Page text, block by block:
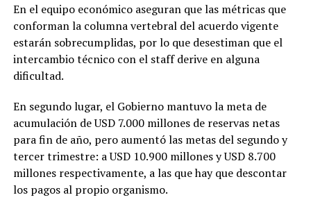
En el equipo económico aseguran que las métricas que
conforman la columna vertebral del acuerdo vigente
estarán sobrecumplidas, por lo que desestiman que el
intercambio técnico con el staff derive en alguna
dificultad.
En segundo lugar, el Gobierno mantuvo la meta de
acumulación de USD 7.000 millones de reservas netas
para fin de año, pero aumentó las metas del segundo y
tercer trimestre: a USD 10.900 millones y USD 8.700
millones respectivamente, a las que hay que descontar
los pagos al propio organismo.